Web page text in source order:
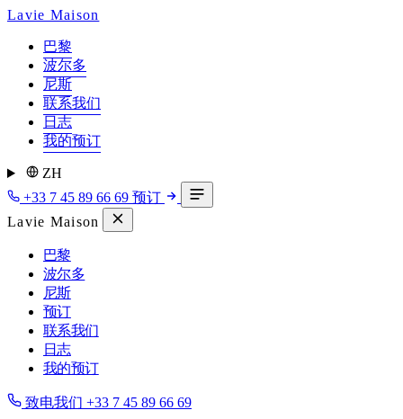
Lavie Maison
巴黎
波尔多
尼斯
联系我们
日志
我的预订
ZH
+33 7 45 89 66 69 预订
Lavie Maison
巴黎
波尔多
尼斯
预订
联系我们
日志
我的预订
致电我们 +33 7 45 89 66 69